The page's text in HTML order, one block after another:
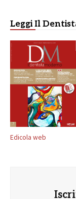
Leggi Il
Edicola web